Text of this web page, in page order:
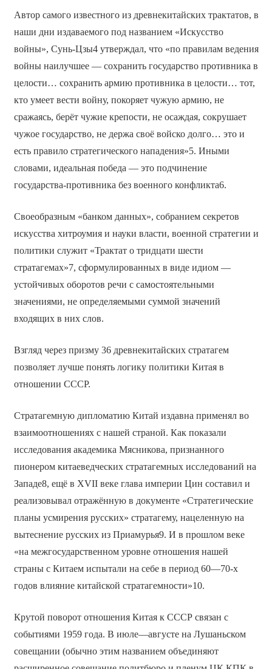
Автор самого известного из древнекитайских трактатов, в
наши дни издаваемого под названием «Искусство
войны», Сунь-Цзы4 утверждал, что «по правилам ведения
войны наилучшее — сохранить государство противника в
целости… сохранить армию противника в целости… тот,
кто умеет вести войну, покоряет чужую армию, не
сражаясь, берёт чужие крепости, не осаждая, сокрушает
чужое государство, не держа своё войско долго… это и
есть правило стратегического нападения»5. Иными
словами, идеальная победа — это подчинение
государства-противника без военного конфликта6.
Своеобразным «банком данных», собранием секретов
искусства хитроумия и науки власти, военной стратегии и
политики служит «Трактат о тридцати шести
стратагемах»7, сформулированных в виде идиом —
устойчивых оборотов речи с самостоятельными
значениями, не определяемыми суммой значений
входящих в них слов.
Взгляд через призму 36 древнекитайских стратагем
позволяет лучше понять логику политики Китая в
отношении СССР.
Стратагемную дипломатию Китай издавна применял во
взаимоотношениях с нашей страной. Как показали
исследования академика Мясникова, признанного
пионером китаеведческих стратагемных исследований на
Западе8, ещё в XVII веке глава империи Цин составил и
реализовывал отражённую в документе «Стратегические
планы усмирения русских» стратагему, нацеленную на
вытеснение русских из Приамурья9. И в прошлом веке
«на межгосударственном уровне отношения нашей
страны с Китаем испытали на себе в период 60—70-х
годов влияние китайской стратагемности»10.
Крутой поворот отношения Китая к СССР связан с
событиями 1959 года. В июле—августе на Лушаньском
совещании (обычно этим названием объединяют